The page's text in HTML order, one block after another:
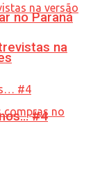
no Paraná
na
#4